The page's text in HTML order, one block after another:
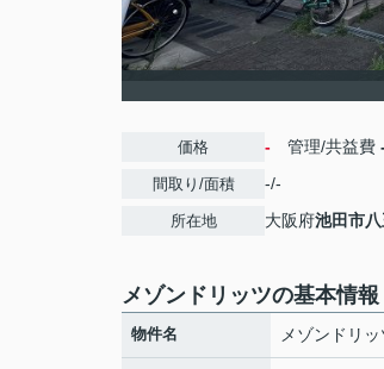
価格 - 管理/共益費
間取り/面積 -/-
所在地 大阪府池田市
メゾンドリッツの基本情報
物件名 メゾンドリッ